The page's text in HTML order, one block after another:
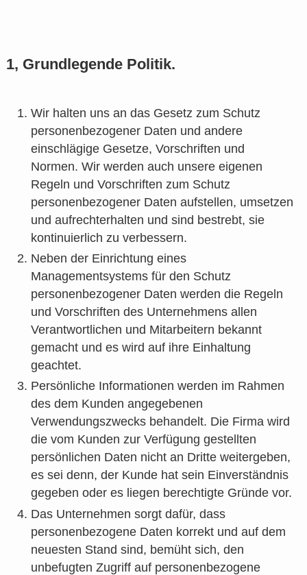
1, Grundlegende Politik.
Wir halten uns an das Gesetz zum Schutz
personenbezogener Daten und andere
einschlägige Gesetze, Vorschriften und
Normen. Wir werden auch unsere eigenen
Regeln und Vorschriften zum Schutz
personenbezogener Daten aufstellen, umsetzen
und aufrechterhalten und sind bestrebt, sie
kontinuierlich zu verbessern.
Neben der Einrichtung eines
Managementsystems für den Schutz
personenbezogener Daten werden die Regeln
und Vorschriften des Unternehmens allen
Verantwortlichen und Mitarbeitern bekannt
gemacht und es wird auf ihre Einhaltung
geachtet.
Persönliche Informationen werden im Rahmen
des dem Kunden angegebenen
Verwendungszwecks behandelt. Die Firma wird
die vom Kunden zur Verfügung gestellten
persönlichen Daten nicht an Dritte weitergeben,
es sei denn, der Kunde hat sein Einverständnis
gegeben oder es liegen berechtigte Gründe vor.
Das Unternehmen sorgt dafür, dass
personenbezogene Daten korrekt und auf dem
neuesten Stand sind, bemüht sich, den
unbefugten Zugriff auf personenbezogene